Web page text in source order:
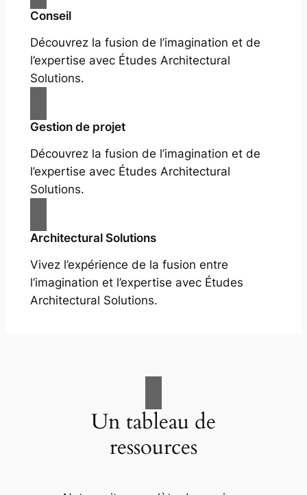
Conseil
Découvrez la fusion de l’imagination et de
l’expertise avec Études Architectural
Solutions.
Gestion de projet
Découvrez la fusion de l’imagination et de
l’expertise avec Études Architectural
Solutions.
Architectural Solutions
Vivez l’expérience de la fusion entre
l’imagination et l’expertise avec Études
Architectural Solutions.
Un tableau de
ressources